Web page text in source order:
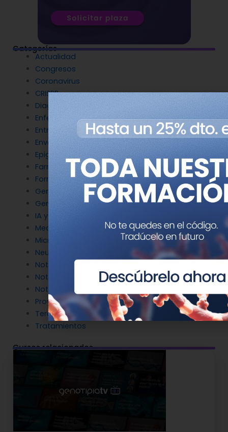
Categorías
Actualidad
Congresos
Coronavirus
CRISPR
Diagnóstico Genético
Enfermedades Raras
Entrevistas
Envejecimiento y longevidad
Epigenética
Farmacogenética
Formación
Genética del cáncer
Genética en Cardiología
IA y Genómica
Medicina Reproductiva
Microbiología molecular
Neurociencia
Noticias de Genotipia
Noticias de investigación
Noticias patrocinadas
Proyectos
Terapia Génica
Tratamientos
Cursos relacionados